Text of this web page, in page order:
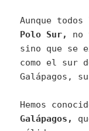
Aunque
Polo Sur, no
sino que se
como el sur
Galápagos,
Hemos
Galápagos,